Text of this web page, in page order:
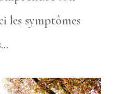
les symptômes